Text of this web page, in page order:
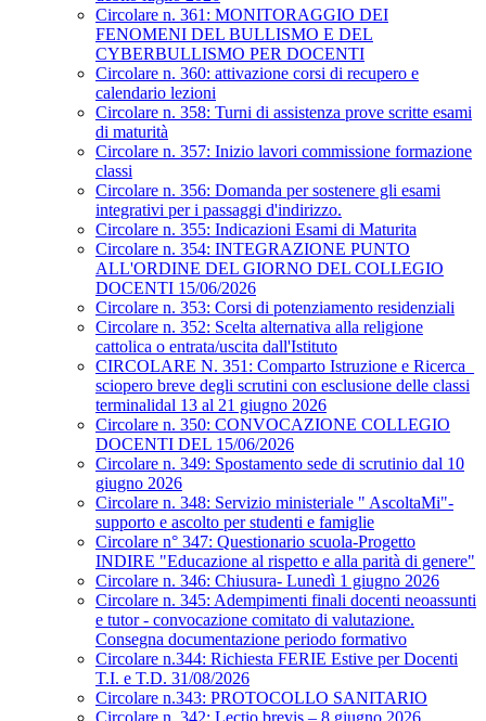
Circolare n. 361: MONITORAGGIO DEI
FENOMENI DEL BULLISMO E DEL
CYBERBULLISMO PER DOCENTI
Circolare n. 360: attivazione corsi di recupero e
calendario lezioni
Circolare n. 358: Turni di assistenza prove scritte esami
di maturità
Circolare n. 357: Inizio lavori commissione formazione
classi
Circolare n. 356: Domanda per sostenere gli esami
integrativi per i passaggi d'indirizzo.
Circolare n. 355: Indicazioni Esami di Maturita
Circolare n. 354: INTEGRAZIONE PUNTO
ALL'ORDINE DEL GIORNO DEL COLLEGIO
DOCENTI 15/06/2026
Circolare n. 353: Corsi di potenziamento residenziali
Circolare n. 352: Scelta alternativa alla religione
cattolica o entrata/uscita dall'Istituto
CIRCOLARE N. 351: Comparto Istruzione e Ricerca_
sciopero breve degli scrutini con esclusione delle classi
terminalidal 13 al 21 giugno 2026
Circolare n. 350: CONVOCAZIONE COLLEGIO
DOCENTI DEL 15/06/2026
Circolare n. 349: Spostamento sede di scrutinio dal 10
giugno 2026
Circolare n. 348: Servizio ministeriale " AscoltaMi"-
supporto e ascolto per studenti e famiglie
Circolare n° 347: Questionario scuola-Progetto
INDIRE "Educazione al rispetto e alla parità di genere"
Circolare n. 346: Chiusura- Lunedì 1 giugno 2026
Circolare n. 345: Adempimenti finali docenti neoassunti
e tutor - convocazione comitato di valutazione.
Consegna documentazione periodo formativo
Circolare n.344: Richiesta FERIE Estive per Docenti
T.I. e T.D. 31/08/2026
Circolare n.343: PROTOCOLLO SANITARIO